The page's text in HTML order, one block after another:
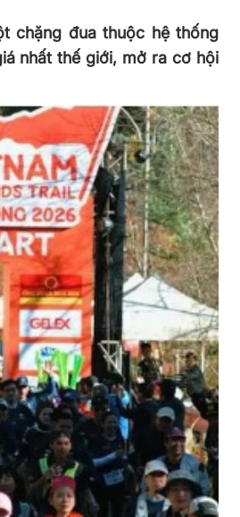
chặng đua thuộc hệ thống
nhất thế giới, mở ra cơ hội